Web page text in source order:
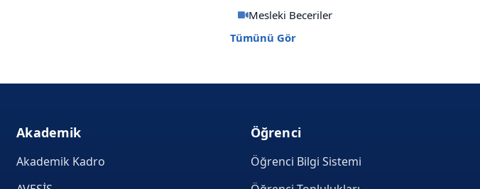
Mesleki Beceriler
Tümünü Gör
Akademik
Akademik Kadro
Öğrenci
Öğrenci Bilgi Sistemi